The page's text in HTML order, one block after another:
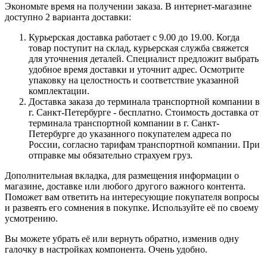
Экономьте время на получении заказа. В интернет-магазине
доступно 2 варианта доставки:
Курьерская доставка работает с 9.00 до 19.00. Когда
товар поступит на склад, курьерская служба свяжется
для уточнения деталей. Специалист предложит выбрать
удобное время доставки и уточнит адрес. Осмотрите
упаковку на целостность и соответствие указанной
комплектации.
Доставка заказа до терминала транспортной компании в
г. Санкт-Петербурге - бесплатно. Стоимость доставка от
терминала транспортной компании в г. Санкт-
Петербурге до указанного покупателем адреса по
России, согласно тарифам транспортной компании. При
отправке мы обязательно страхуем груз.
Дополнительная вкладка, для размещения информации о
магазине, доставке или любого другого важного контента.
Поможет вам ответить на интересующие покупателя вопросы
и развеять его сомнения в покупке. Используйте её по своему
усмотрению.
Вы можете убрать её или вернуть обратно, изменив одну
галочку в настройках компонента. Очень удобно.